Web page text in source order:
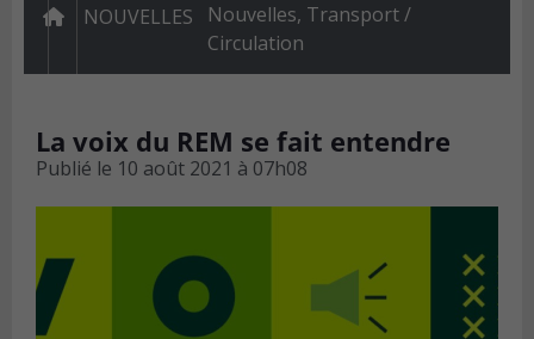
NOUVELLES Nouvelles, Transport /
Circulation
La voix du REM se fait entendre
Publié le 10 août 2021 à 07h08